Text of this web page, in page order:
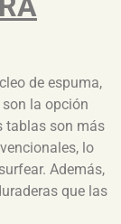
de espuma,
la opción
tablas son más
lo
Además,
que las